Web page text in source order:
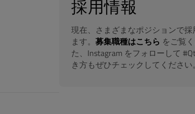
採用情報
現在、さまざまなポジションで
ます。 募集職種はこちら をご覧
た、Instagram をフォローして
き方もぜひチェックしてください